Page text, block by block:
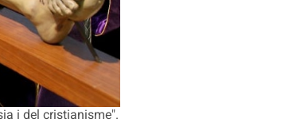
i del cristianisme".